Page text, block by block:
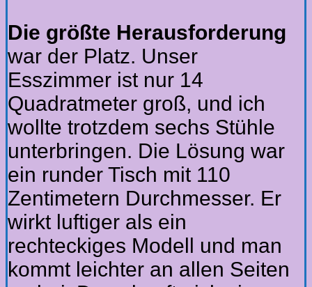
Die größte Herausforderung
war der Platz. Unser
Esszimmer ist nur 14
Quadratmeter groß, und ich
wollte trotzdem sechs Stühle
unterbringen. Die Lösung war
ein runder Tisch mit 110
Zentimetern Durchmesser. Er
wirkt luftiger als ein
rechteckiges Modell und man
kommt leichter an allen Seiten